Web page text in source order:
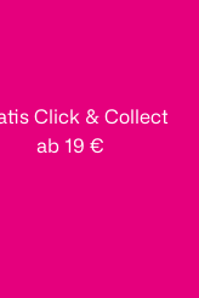
Click & Collect
ab 19 €